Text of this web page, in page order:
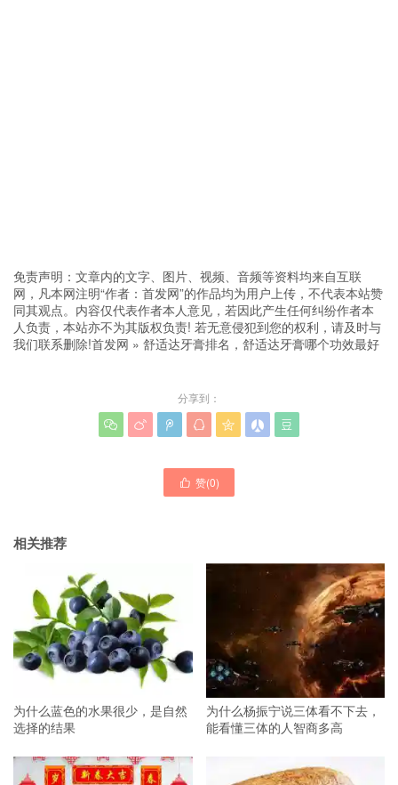
免责声明：文章内的文字、图片、视频、音频等资料均来自互联
网，凡本网注明“作者：首发网”的作品均为用户上传，不代表本站赞
同其观点。内容仅代表作者本人意见，若因此产生任何纠纷作者本
人负责，本站亦不为其版权负责! 若无意侵犯到您的权利，请及时与
我们联系删除!首发网 » 舒适达牙膏排名，舒适达牙膏哪个功效最好
分享到：
      
 赞(0)
相关推荐
为什么蓝色的水果很少，是自然
选择的结果
为什么杨振宁说三体看不下去，
能看懂三体的人智商多高